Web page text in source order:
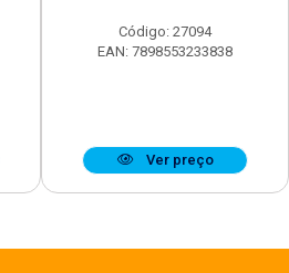
Código: 27094
EAN: 7898553233838
Ver preço